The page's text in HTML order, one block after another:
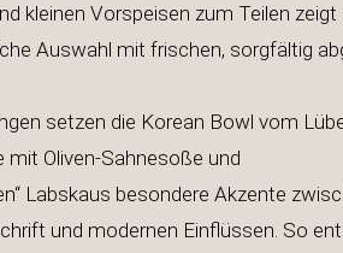
kleinen Vorspeisen zum Teilen zeigt
Auswahl mit frischen, sorgfältig
setzen die Korean Bowl vom
mit Oliven-
Labskaus besondere Akzente
und modernen Einflüssen. So